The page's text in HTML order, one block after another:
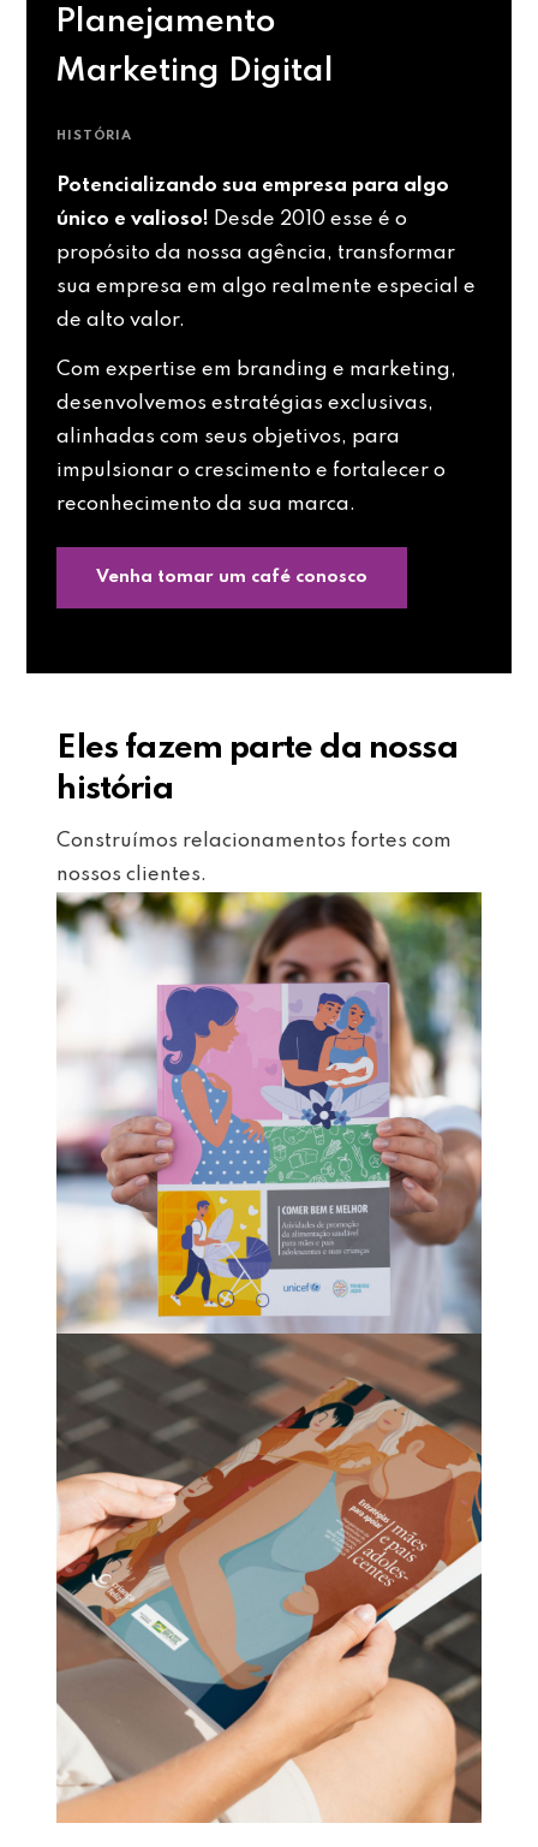
Planejamento
Marketing Digital
HISTÓRIA
Potencializando sua empresa para algo
único e valioso! Desde 2010 esse é o
propósito da nossa agência, transformar
sua empresa em algo realmente especial e
de alto valor.
Com expertise em branding e marketing,
desenvolvemos estratégias exclusivas,
alinhadas com seus objetivos, para
impulsionar o crescimento e fortalecer o
reconhecimento da sua marca.
Venha tomar um café conosco
Eles fazem parte da nossa
história
Construímos relacionamentos fortes com
nossos clientes.